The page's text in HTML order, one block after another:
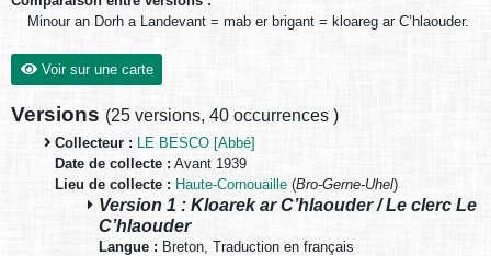
Minour an Dorh a Landevant = mab er brigant = kloareg ar C’hlaouder.
Voir sur une carte
Versions (25 versions, 40 occurrences )
Collecteur : LE BESCO [Abbé]
Date de collecte : Avant 1939
Lieu de collecte : Haute-Cornouaille (Bro-Gerne-Uhel)
Version 1 : Kloarek ar C’hlaouder / Le clerc Le
C’hlaouder
Langue : Breton, Traduction en français